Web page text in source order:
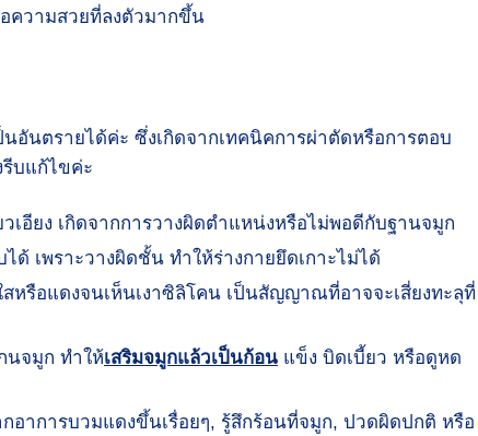
ความสวยที่ลงตัวมากขึ้น
อันตรายได้ค่ะ ซึ่งเกิดจากเทคนิคการผ่าตัดหรือการตอบ
รีบแก้ไขค่ะ
เอียง เกิดจากการวางผิดตำแหน่งหรือไม่พอดีกับฐานจมูก
ด้ เพราะวางผิดชั้น ทำให้ร่างกายยึดเกาะไม่ได้
สหรือแดงจนเห็นเงาซิลิโคน เป็นสัญญาณที่อาจจะเสี่ยงทะลุที่
นจมูก ทำให้เสริมจมูกแล้วเป็นก้อน แข็ง บิดเบี้ยว หรือดูหด
กอาการบวมแดงขึ้นเรื่อยๆ, รู้สึกร้อนที่จมูก, ปวดผิดปกติ หรือ